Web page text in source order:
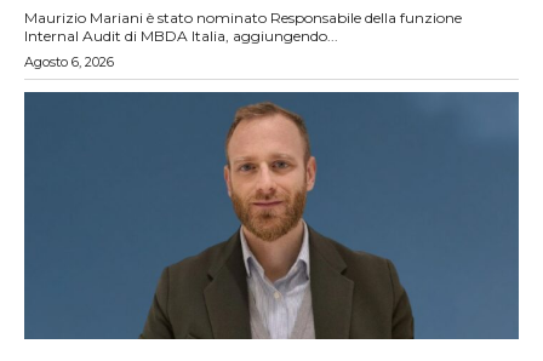
Maurizio Mariani è stato nominato Responsabile della funzione
Internal Audit di MBDA Italia, aggiungendo...
Agosto 6, 2026